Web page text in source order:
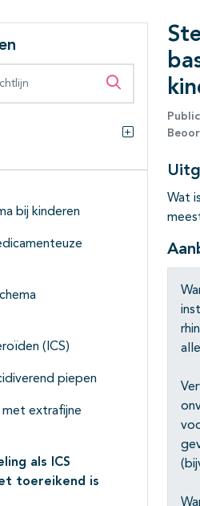
Zoeken
bij kinderen
(ICS)
piepen
extrafijne
als ICS
toereikend is
Wat